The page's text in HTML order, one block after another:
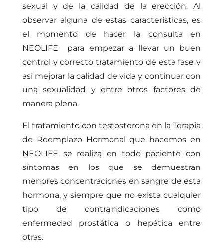
sexual y de la calidad de la erección. Al
observar alguna de estas características, es
el momento de hacer la consulta en
NEOLIFE para empezar a llevar un buen
control y correcto tratamiento de esta fase y
asi mejorar la calidad de vida y continuar con
una sexualidad y entre otros factores de
manera plena.
El tratamiento con testosterona en la Terapia
de Reemplazo Hormonal que hacemos en
NEOLIFE se realiza en todo paciente con
síntomas en los que se demuestran
menores concentraciones en sangre de esta
hormona, y siempre que no exista cualquier
tipo de contraindicaciones como
enfermedad prostática o hepática entre
otras.